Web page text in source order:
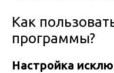
Как
программы?
Настройка